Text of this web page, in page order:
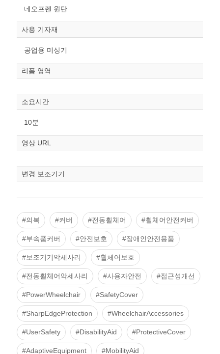
네오프렌 원단
사용 기자재
공업용 미싱기
리폼 영역
소요시간
10분
영상 URL
변경 보조기기
#의복 #커버 #전동휠체어 #휠체어안전커버
#부속품커버 #안전보호 #장애인안전용품
#보조기기악세사리 #휠체어보호
#전동휠체어악세사리 #사용자안전 #접근성개선
#PowerWheelchair #SafetyCover
#SharpEdgeProtection #WheelchairAccessories
#UserSafety #DisabilityAid #ProtectiveCover
#AdaptiveEquipment #MobilityAid